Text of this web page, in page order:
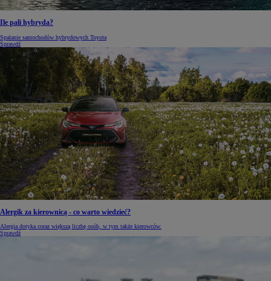
Ile pali hybryda?
Spalanie samochodów hybrydowych Toyota
Sprawdź
Alergik za kierownicą - co warto wiedzieć?
Alergia dotyka coraz większą liczbę osób, w tym także kierowców.
Sprawdź